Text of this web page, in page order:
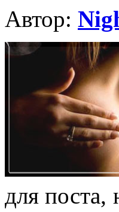
Автор:
для поста,